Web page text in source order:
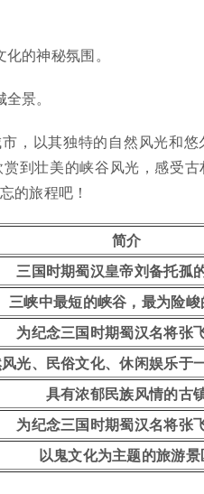
的神秘氛围。
景。
，以其独特的自然风光和
到壮美的峡谷风光，感受
的旅程吧！
简介
三国时期蜀汉皇帝刘备托孤
三峡中最短的峡谷，最为险
为纪念三国时期蜀汉名将张
光、民俗文化、休闲娱乐于
具有浓郁民族风情的古
为纪念三国时期蜀汉名将张
以鬼文化为主题的旅游景